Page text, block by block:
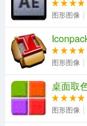
pdf password
复制等限制
可移除 40 和
不需要 adobe
支持 1.8 版本的
图形图像
图形图像
桌面取
图形图像